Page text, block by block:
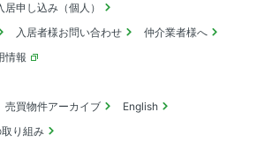
居申し込み（個人）
入居者様お問い合わせ
仲介業者様へ
情報
売買物件アーカイブ
English
り組み